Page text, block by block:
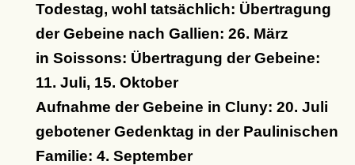
Todestag, wohl tatsächlich: Übertragung
der Gebeine nach Gallien: 26. März
in Soissons: Übertragung der Gebeine:
11. Juli, 15. Oktober
Aufnahme der Gebeine in Cluny: 20. Juli
gebotener Gedenktag in der Paulinischen
Familie: 4. September